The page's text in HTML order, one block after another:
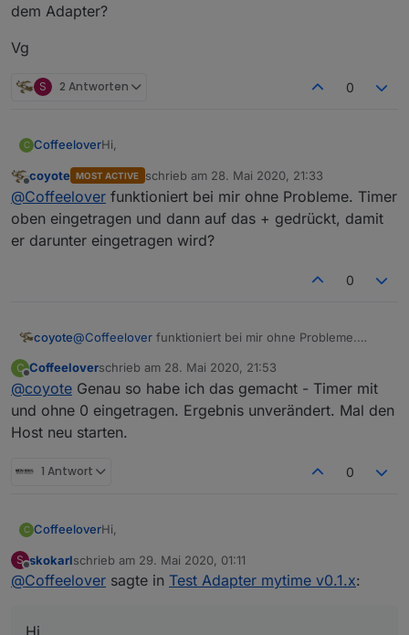
dem Adapter?
Vg
S 2 Antworten 0
C CoffeeloverHi,
habe den Adapter gerade via Link von Github
installiert. Nachdem ich die Instanz hinzugefügt
und einen Beispieltimer angelegt habe, kann ich
aber werder auf Speichern noch auf Speichern &
Beenden klicken. Lediglich der Abbruch-Befehl
Vg
Offline
coyote MOST ACTIVE schrieb am 28. Mai 2020, 21:33
zuletzt editiert von
@Coffeelover funktioniert bei mir ohne Probleme. Timer
oben eingetragen und dann auf das + gedrückt, damit
er darunter eingetragen wird?
0
coyote@Coffeelover funktioniert bei mir ohne Probleme.
damit er darunter eingetragen wird?
C
Offline
Coffeeloverschrieb am 28. Mai 2020, 21:53
zuletzt editiert von
@coyote Genau so habe ich das gemacht - Timer mit
und ohne 0 eingetragen. Ergebnis unverändert. Mal den
Host neu starten.
1 Antwort 0
C CoffeeloverHi,
habe den Adapter gerade via Link von Github
installiert. Nachdem ich die Instanz hinzugefügt
S
Offline
skokarlschrieb am 29. Mai 2020, 01:11
zuletzt editiert von
@Coffeelover sagte in Test Adapter mytime v0.1.x: